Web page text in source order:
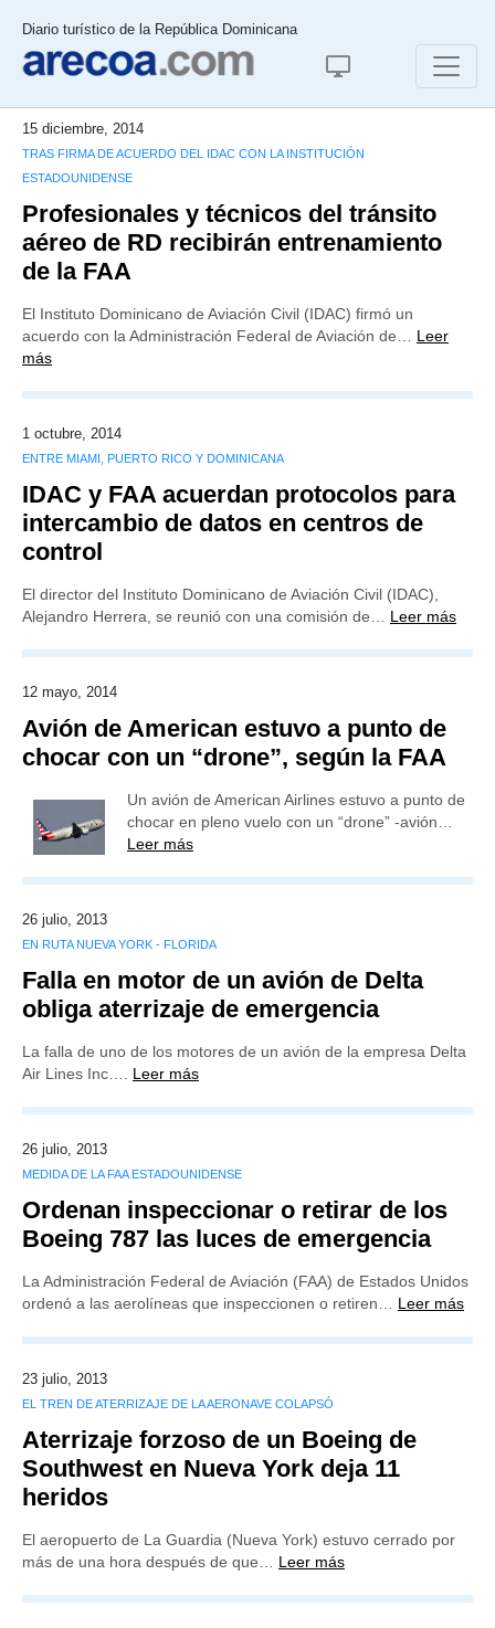
Diario turístico de la República Dominicana
15 diciembre, 2014
TRAS FIRMA DE ACUERDO DEL IDAC CON LA INSTITUCIÓN
ESTADOUNIDENSE
Profesionales y técnicos del tránsito
aéreo de RD recibirán entrenamiento
de la FAA
El Instituto Dominicano de Aviación Civil (IDAC) firmó un
acuerdo con la Administración Federal de Aviación de… Leer
más
1 octubre, 2014
ENTRE MIAMI, PUERTO RICO Y DOMINICANA
IDAC y FAA acuerdan protocolos para
intercambio de datos en centros de
control
El director del Instituto Dominicano de Aviación Civil (IDAC),
Alejandro Herrera, se reunió con una comisión de… Leer más
12 mayo, 2014
Avión de American estuvo a punto de
chocar con un “drone”, según la FAA
Un avión de American Airlines estuvo a punto de
chocar en pleno vuelo con un “drone” -avión…
Leer más
26 julio, 2013
EN RUTA NUEVA YORK - FLORIDA
Falla en motor de un avión de Delta
obliga aterrizaje de emergencia
La falla de uno de los motores de un avión de la empresa Delta
Air Lines Inc…. Leer más
26 julio, 2013
MEDIDA DE LA FAA ESTADOUNIDENSE
Ordenan inspeccionar o retirar de los
Boeing 787 las luces de emergencia
La Administración Federal de Aviación (FAA) de Estados Unidos
ordenó a las aerolíneas que inspeccionen o retiren… Leer más
23 julio, 2013
EL TREN DE ATERRIZAJE DE LA AERONAVE COLAPSÓ
Aterrizaje forzoso de un Boeing de
Southwest en Nueva York deja 11
heridos
El aeropuerto de La Guardia (Nueva York) estuvo cerrado por
más de una hora después de que… Leer más